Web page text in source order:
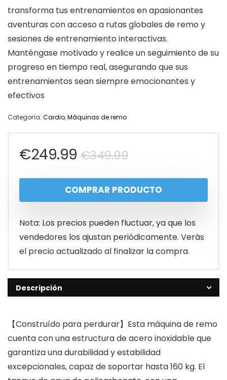
transforma tus entrenamientos en apasionantes
aventuras con acceso a rutas globales de remo y
sesiones de entrenamiento interactivas.
Manténgase motivado y realice un seguimiento de su
progreso en tiempo real, asegurando que sus
entrenamientos sean siempre emocionantes y
efectivos
Categoría: Cardio,Máquinas de remo
€349.99El
precio
original
era:
€349.99.
€249.99
El
precio
actual
es:
€249.99.
COMPRAR PRODUCTO
Nota: Los precios pueden fluctuar, ya que los
vendedores los ajustan periódicamente. Verás
el precio actualizado al finalizar la compra.
Descripción
【Construído para perdurar】Esta máquina de remo
cuenta con una estructura de acero inoxidable que
garantiza una durabilidad y estabilidad
excepcionales, capaz de soportar hasta 160 kg. El